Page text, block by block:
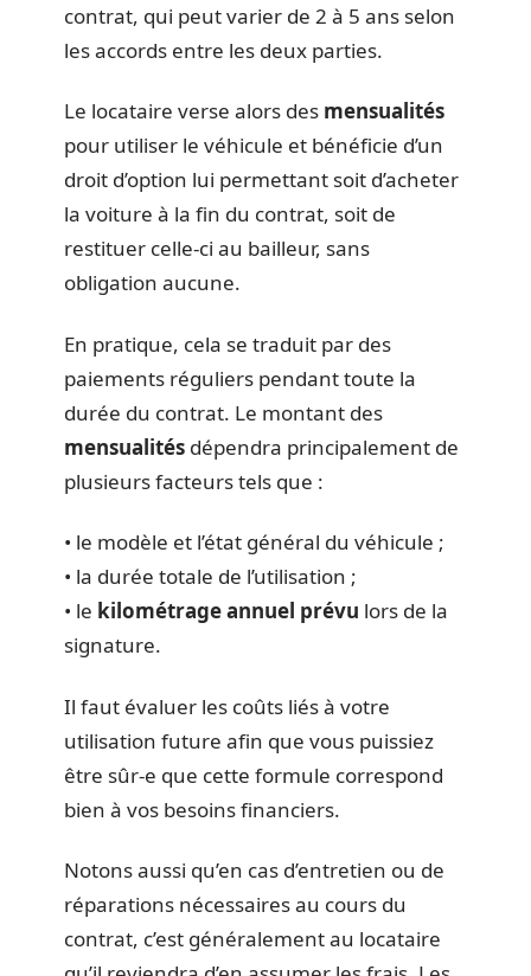
contrat, qui peut varier de 2 à 5 ans selon
les accords entre les deux parties.
Le locataire verse alors des mensualités
pour utiliser le véhicule et bénéficie d’un
droit d’option lui permettant soit d’acheter
la voiture à la fin du contrat, soit de
restituer celle-ci au bailleur, sans
obligation aucune.
En pratique, cela se traduit par des
paiements réguliers pendant toute la
durée du contrat. Le montant des
mensualités dépendra principalement de
plusieurs facteurs tels que :
• le modèle et l’état général du véhicule ;
• la durée totale de l’utilisation ;
• le kilométrage annuel prévu lors de la
signature.
Il faut évaluer les coûts liés à votre
utilisation future afin que vous puissiez
être sûr-e que cette formule correspond
bien à vos besoins financiers.
Notons aussi qu’en cas d’entretien ou de
réparations nécessaires au cours du
contrat, c’est généralement au locataire